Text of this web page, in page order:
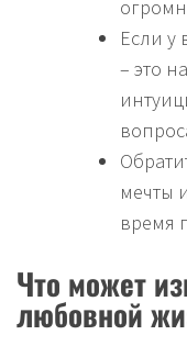
Если у
– это
мечты
время
Что может
любовной